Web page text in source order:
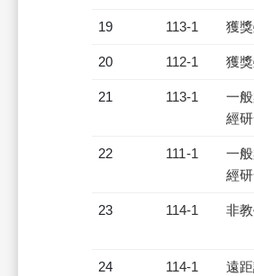
19 113-1 獲
20 112-1 獲
21 113-1
一
經
22 111-1
一
經
23 114-1 非
24 114-1 遠